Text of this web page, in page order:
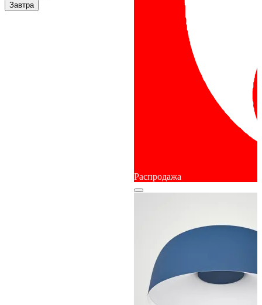
Завтра
Распродажа